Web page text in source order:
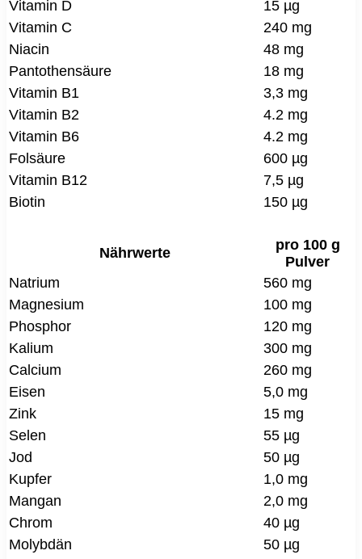
Vitamin D
15 µg
Vitamin C
240 mg
Niacin
48 mg
Pantothensäure
18 mg
Vitamin B1
3,3 mg
Vitamin B2
4.2 mg
Vitamin B6
4.2 mg
Folsäure
600 µg
Vitamin B12
7,5 µg
Biotin
150 µg
Nährwerte
pro 100 g
Pulver
Natrium
560 mg
Magnesium
100 mg
Phosphor
120 mg
Kalium
300 mg
Calcium
260 mg
Eisen
5,0 mg
Zink
15 mg
Selen
55 µg
Jod
50 µg
Kupfer
1,0 mg
Mangan
2,0 mg
Chrom
40 µg
Molybdän
50 µg